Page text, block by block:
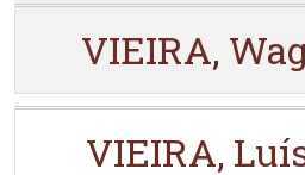
VIEIRA,
VIEIRA,